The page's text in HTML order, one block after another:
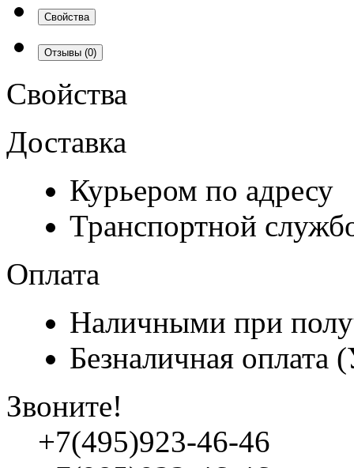
Свойства
Отзывы (0)
Свойства
Доставка
Курьером по адресу
Транспортной
Оплата
Наличными при
Безналичная
Звоните!
+7(495)923-46-46